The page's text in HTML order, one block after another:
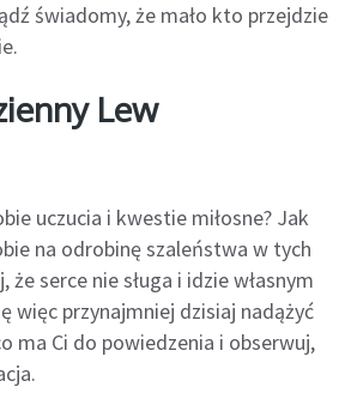
świadomy, że mało kto przejdzie
Lew
uczucia i kwestie miłosne? Jak
na odrobinę szaleństwa w tych
że serce nie sługa i idzie własnym
więc przynajmniej dzisiaj nadążyć
ma Ci do powiedzenia i obserwuj,